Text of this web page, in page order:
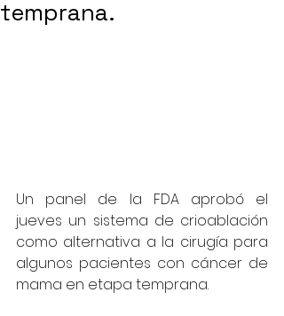
temprana.
Un panel de la FDA aprobó el
jueves un sistema de crioablación
como alternativa a la cirugía para
algunos pacientes con cáncer de
mama en etapa temprana.